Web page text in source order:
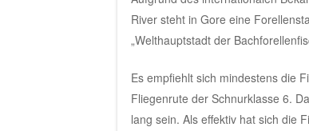
River steht in Gore eine
„Welthauptstadt der
Es empfiehlt sich mindestens die
Fliegenrute der Schnurklasse 6.
lang sein. Als effektiv hat sich die